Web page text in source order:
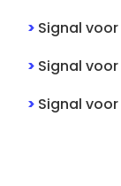
> Signalvoor
> Signalvoor
> Signalvoor